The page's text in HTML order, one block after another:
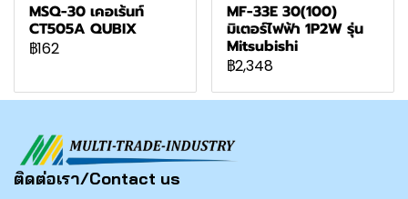
MSQ-30 เคอเร้นท์
CT505A QUBIX
฿162
MF-33E 30(100)
มิเตอร์ไฟฟ้า 1P2W รุ่น
Mitsubishi
฿2,348
ติดต่อเรา/Contact us